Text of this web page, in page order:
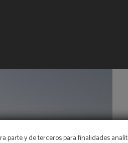
parte y de terceros para finalidades